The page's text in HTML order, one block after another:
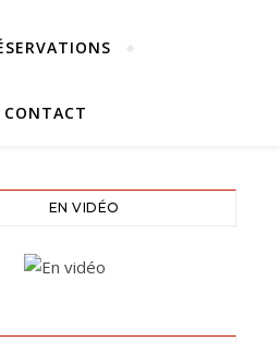
scène passion !
CONTACT
EN VIDÉO